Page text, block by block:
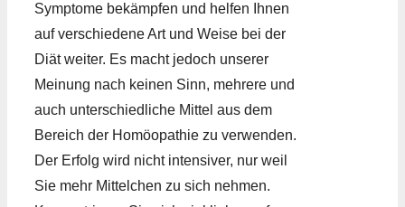
Symptome bekämpfen und helfen Ihnen
auf verschiedene Art und Weise bei der
Diät weiter. Es macht jedoch unserer
Meinung nach keinen Sinn, mehrere und
auch unterschiedliche Mittel aus dem
Bereich der Homöopathie zu verwenden.
Der Erfolg wird nicht intensiver, nur weil
Sie mehr Mittelchen zu sich nehmen.